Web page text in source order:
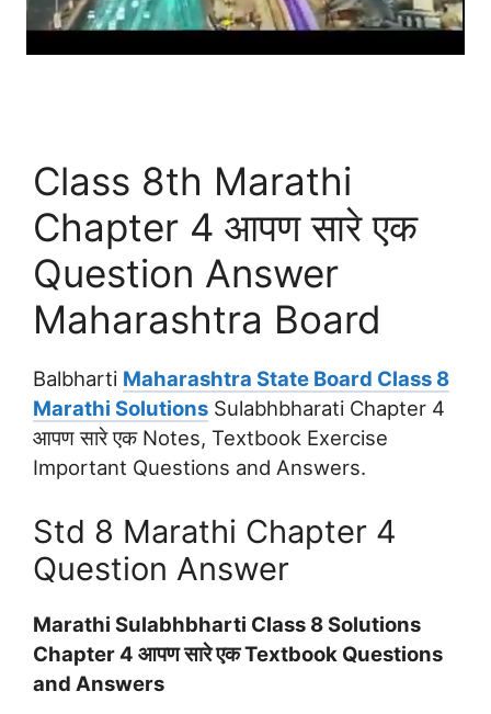
Class 8th Marathi
Chapter 4 आपण सारे एक
Question Answer
Maharashtra Board
Balbharti Maharashtra State Board Class 8
Marathi Solutions Sulabhbharati Chapter 4
आपण सारे एक Notes, Textbook Exercise
Important Questions and Answers.
Std 8 Marathi Chapter 4
Question Answer
Marathi Sulabhbharti Class 8 Solutions
Chapter 4 आपण सारे एक Textbook Questions
and Answers